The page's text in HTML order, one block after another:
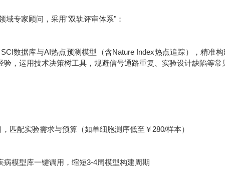
域专家顾问，采用"双轨评审体系"：
数据库与AI热点预测模型（含Nature Index热点追踪），精准
验，运用技术决策树工具，规避信号通路重复、实验设计缺陷等常
匹配实验需求与预算（如单细胞测序低至￥280/样本）
病模型库一键调用，缩短3-4周模型构建周期